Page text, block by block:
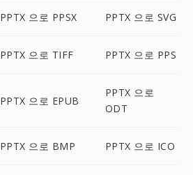
PPTX 으로 PPSX PPTX 으로 SVG
PPTX 으로 TIFF PPTX 으로 PPS
PPTX 으로 EPUB
PPTX 으로
ODT
PPTX 으로 BMP PPTX 으로 ICO